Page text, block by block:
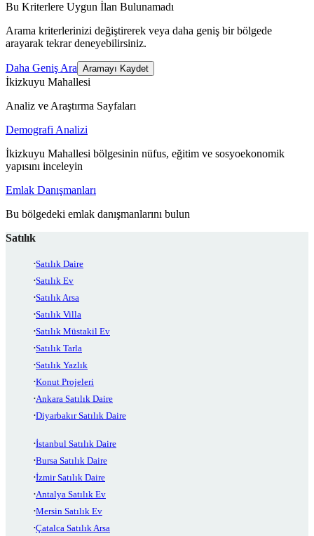
Bu Kriterlere Uygun İlan Bulunamadı
Arama kriterlerinizi değiştirerek veya daha geniş bir bölgede
arayarak tekrar deneyebilirsiniz.
Daha Geniş Ara Aramayı Kaydet
İkizkuyu Mahallesi
Analiz ve Araştırma Sayfaları
Demografi Analizi
İkizkuyu Mahallesi bölgesinin nüfus, eğitim ve sosyoekonomik
yapısını inceleyin
Emlak Danışmanları
Bu bölgedeki emlak danışmanlarını bulun
Satılık
Satılık Daire
Satılık Ev
Satılık Arsa
Satılık Villa
Satılık Müstakil Ev
Satılık Tarla
Satılık Yazlık
Konut Projeleri
Ankara Satılık Daire
Diyarbakır Satılık Daire
İstanbul Satılık Daire
Bursa Satılık Daire
İzmir Satılık Daire
Antalya Satılık Ev
Mersin Satılık Ev
Çatalca Satılık Arsa